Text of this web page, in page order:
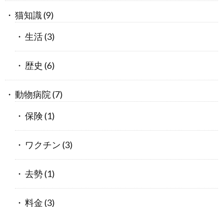
猫知識(9)
生活(3)
歴史 (6)
動物病院(7)
保険 (1)
ワクチン (3)
去勢 (1)
料金 (3)